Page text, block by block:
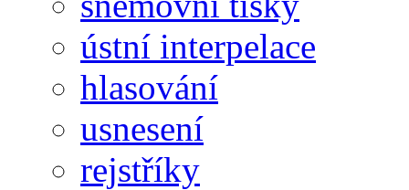
ústní interpelace
hlasování
usnesení
rejstříky